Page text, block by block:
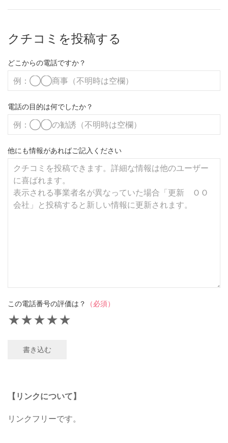
クチコミを投稿する
どこからの電話ですか？
電話の目的は何でしたか？
他にも情報があればご記入ください
この電話番号の評価は？ （必須）
★
★
★
★
★
書き込む
【リンクについて】
リンクフリーです。